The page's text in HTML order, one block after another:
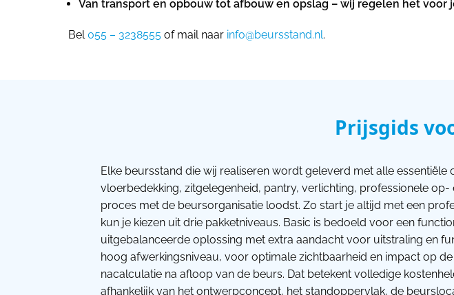
Van transport en opbouw tot afbouw en opslag – wij regelen het voor
Bel055 – 3238555 of mail naar info@beursstand.nl.
Prijsgids
Elke beursstand die wij realiseren wordt geleverd met alle
vloerbedekking, zitgelegenheid, pantry, verlichting, professionele
proces met de beursorganisatie loodst. Zo start je altijd met een
kun je kiezen uit drie pakketniveaus. Basic is bedoeld voor een
uitgebalanceerde oplossing met extra aandacht voor uitstraling en
hoog afwerkingsniveau, voor optimale zichtbaarheid en impact op
nacalculatie na afloop van de beurs. Dat betekent volledige
afhankelijk van het ontwerpconcept, het standoppervlak, de